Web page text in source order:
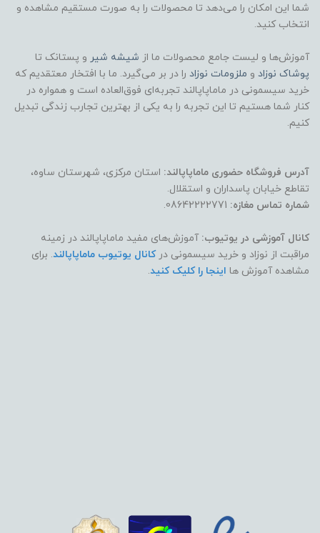
شما این امکان را می‌دهد تا محصولات را به صورت مستقیم مشاهده و
انتخاب کنید.
آموزش‌ها و لیست جامع محصولات ما از شیشه شیر و پستانک تا
پوشاک نوزاد و ملزومات نوزاد را در بر می‌گیرد. ما با افتخار معتقدیم که
خرید سیسمونی در ماماپاپالند تجربه‌ای فوق‌العاده است و همواره در
کنار شما هستیم تا این تجربه را به یکی از بهترین تجارب زندگی تبدیل
کنیم.
آدرس فروشگاه حضوری ماماپاپالند: استان مرکزی، شهرستان ساوه،
تقاطع خیابان پاسداران و استقلال.
شماره تماس مغازه:
کانال آموزشی در یوتیوب: آموزش‌های مفید ماماپاپالند در زمینه
مراقبت از نوزاد و خرید سیسمونی درکانال یوتیوب ماماپاپالند. برای
مشاهده آموزش ها اینجا را کلیک کنید.